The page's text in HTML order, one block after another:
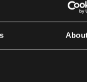
gewenste acties.
tot de